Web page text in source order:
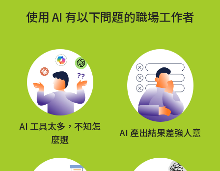
使用 AI 有以下問題的職場工作者
AI 工具太多，不知怎
麼選
AI 產出結果差強人意